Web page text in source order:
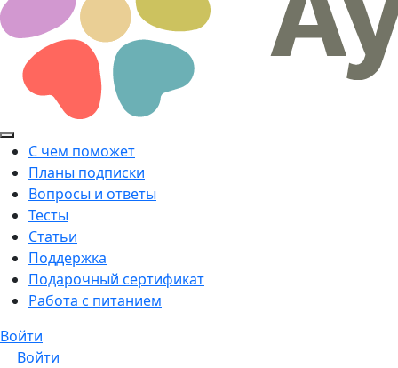
С чем поможет
Планы подписки
Вопросы и ответы
Тесты
Статьи
Поддержка
Подарочный сертификат
Работа с питанием
Войти
Войти